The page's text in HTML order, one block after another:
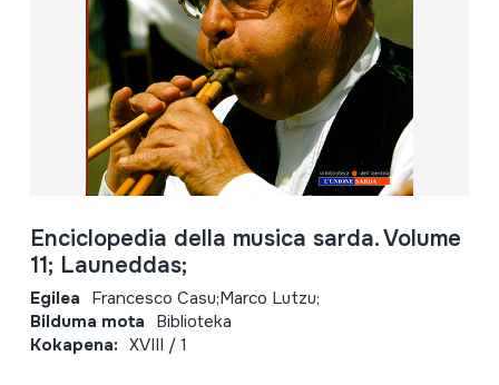
Enciclopedia della musica sarda. Volume
11; Launeddas;
Egilea Francesco Casu;Marco Lutzu;
Bilduma mota Biblioteka
Kokapena: XVIII / 1